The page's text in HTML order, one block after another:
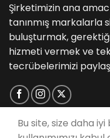
Şirketimizin ana
tanınmış markalarla
buluşturmak,
hizmeti vermek ve
tecrübelerimizi
Bu site, size daha